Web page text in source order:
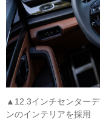
▲12.3インチセンター
ンのインテリアを採用